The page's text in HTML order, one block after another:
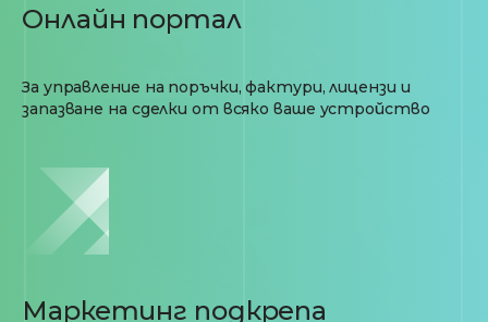
Онлайн портал
За управление на поръчки, фактури, лицензи и
запазване на сделки от всяко ваше устройство
Маркетинг подкрепа